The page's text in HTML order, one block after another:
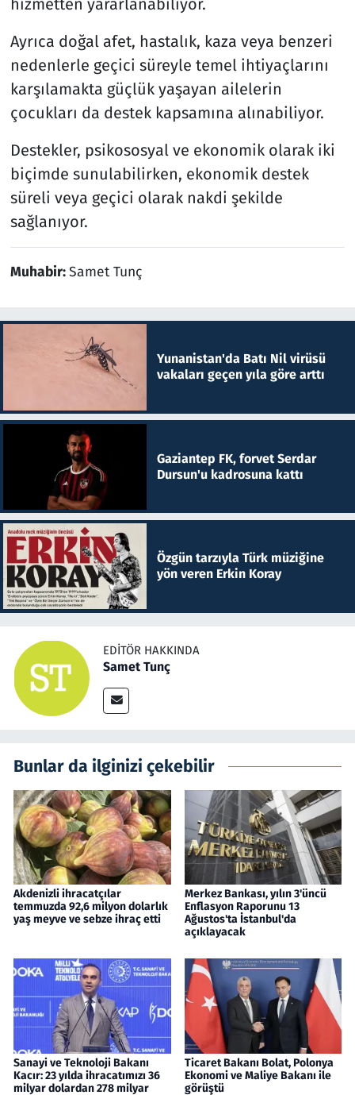
hizmetten yararlanabiliyor.
Ayrıca doğal afet, hastalık, kaza veya benzeri
nedenlerle geçici süreyle temel ihtiyaçlarını
karşılamakta güçlük yaşayan ailelerin
çocukları da destek kapsamına alınabiliyor.
Destekler, psikososyal ve ekonomik olarak iki
biçimde sunulabilirken, ekonomik destek
süreli veya geçici olarak nakdi şekilde
sağlanıyor.
Muhabir:Samet Tunç
Yunanistan'da Batı Nil virüsü
vakaları geçen yıla göre arttı
Gaziantep FK, forvet Serdar
Dursun'u kadrosuna kattı
Özgün tarzıyla Türk müziğine
yön veren Erkin Koray
EDITÖR HAKKINDA
Samet Tunç
Bunlar da ilginizi çekebilir
Akdenizli ihracatçılar
temmuzda 92,6 milyon dolarlık
yaş meyve ve sebze ihraç etti
Merkez Bankası, yılın 3'üncü
Enflasyon Raporunu 13
Ağustos'ta İstanbul'da
açıklayacak
Sanayi ve Teknoloji Bakanı
Kacır: 23 yılda ihracatımızı 36
milyar dolardan 278 milyar
Ticaret Bakanı Bolat, Polonya
Ekonomi ve Maliye Bakanı ile
görüştü